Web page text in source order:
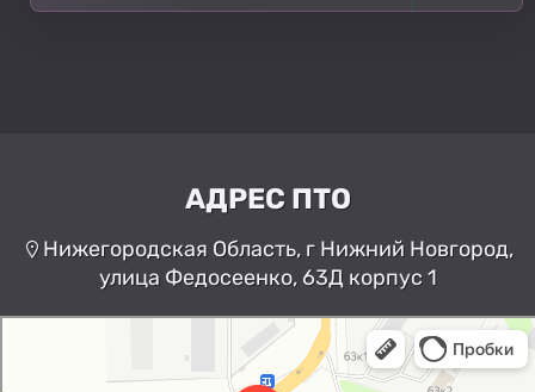
АДРЕС ПТО
Нижегородская Область, г Нижний Новгород,
улица Федосеенко, 63Д корпус 1
Нижний Новгород
Улица Федосеенко, 63Дк1 —
Яндекс Карты